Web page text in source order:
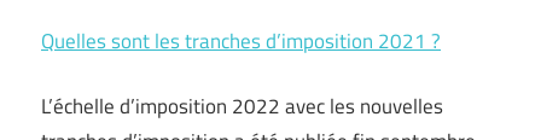
Quelles sont les tranches d’imposition 2021 ?
L’échelle d’imposition 2022 avec les nouvelles